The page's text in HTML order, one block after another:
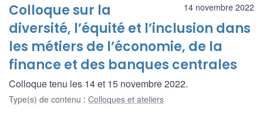
14 novembre 2022
Colloque sur la
diversité, l’équité et l’inclusion dans
les métiers de l’économie, de la
finance et des banques centrales
Colloque tenu les 14 et 15 novembre 2022.
Type(s) de contenu : Colloques et ateliers